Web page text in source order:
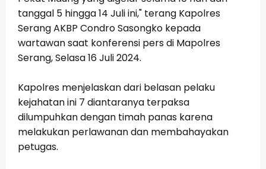
tanggal 5 hingga 14 Juli ini," terang Kapolres
Serang AKBP Condro Sasongko kepada
wartawan saat konferensi pers di Mapolres
Serang, Selasa 16 Juli 2024.
Kapolres menjelaskan dari belasan pelaku
kejahatan ini 7 diantaranya terpaksa
dilumpuhkan dengan timah panas karena
melakukan perlawanan dan membahayakan
petugas.